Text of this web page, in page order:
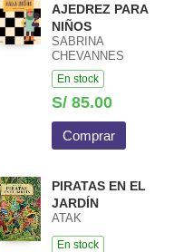
AJEDREZ PARA
NIÑOS
SABRINA
CHEVANNES
En stock
S/ 85.00
Comprar
PIRATAS EN EL
JARDÍN
ATAK
En stock